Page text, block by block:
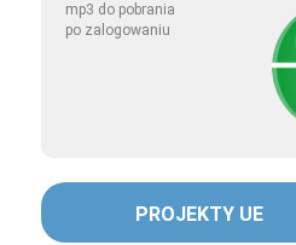
mp3 do pobrania
po zalogowaniu
PROJEKTY UE